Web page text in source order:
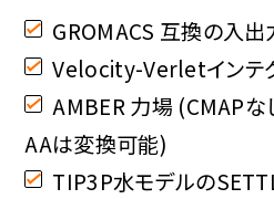
GROMACS 互換の入出
Velocity-Verletインテ
AMBER 力場 (CMAPな
AAは変換可能)
TIP3P水モデルの